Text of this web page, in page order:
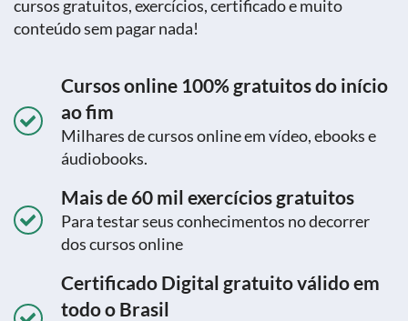
cursos gratuitos, exercícios, certificado e muito
conteúdo sem pagar nada!
Cursos online 100% gratuitos do início
ao fim
Milhares de cursos online em vídeo, ebooks e
áudiobooks.
Mais de 60 mil exercícios gratuitos
Para testar seus conhecimentos no decorrer
dos cursos online
Certificado Digital gratuito válido em
todo o Brasil